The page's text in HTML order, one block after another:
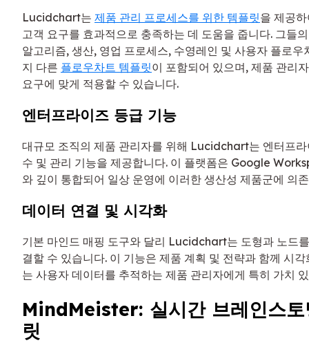
Lucidchart는 제품 관리 프로세스를 위한 템플릿을 제공
고객 요구를 효과적으로 충족하는 데 도움을 줍니다. 그들
알고리즘, 생산, 영업 프로세스, 수영레인 및 사용자 플로
지 다른 플로우차트 템플릿이 포함되어 있으며, 제품 관리
요구에 맞게 적용할 수 있습니다.
엔터프라이즈 등급 기능
대규모 조직의 제품 관리자를 위해 Lucidchart는 엔터프
수 및 관리 기능을 제공합니다. 이 플랫폼은 Google
와 깊이 통합되어 일상 운영에 이러한 생산성 제품군에 의
데이터 연결 및 시각화
기본 마인드 매핑 도구와 달리 Lucidchart는 도형과 노드
결할 수 있습니다. 이 기능은 제품 계획 및 전략과 함께 시
는 사용자 데이터를 추적하는 제품 관리자에게 특히 가치
MindMeister: 실시간 브레인스
릿